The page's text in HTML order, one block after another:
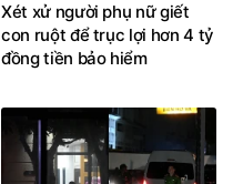
Xét xử người phụ nữ giết
con ruột để trục lợi hơn 4 tỷ
đồng tiền bảo hiểm